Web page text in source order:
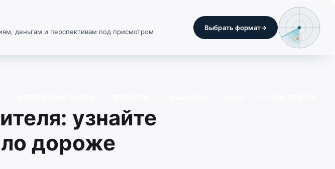
деньгам и перспективам под присмотром
Выбрать формат→
узнайте
дороже